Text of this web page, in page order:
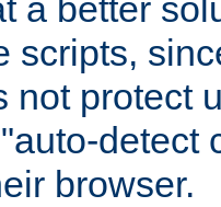
a better
scripts,
not protect
detect
browser.